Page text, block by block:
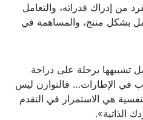
من إدراك قدراته، والتعامل
بشكل منتج، والمساهمة في
تشبيهها برحلة على دراجة
في الإطارات… فالتوازن ليس
هي الاستمرار في التقدم
الذاتية».